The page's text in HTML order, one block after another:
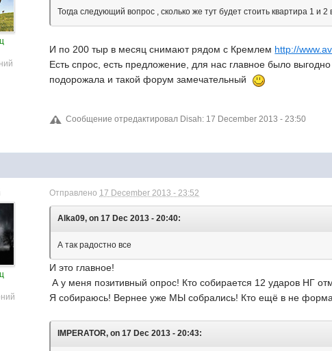
Тогда следующий вопрос , сколько же тут будет стоить квартира 1 и
И по 200 тыр в месяц снимают рядом с Кремлем http://
Есть спрос, есть предложение, для нас главное было
подорожала и такой форум замечательный
Сообщение отредактировал Disah: 17 December 2013 - 23:50
Отправлено 17 December 2013 - 23:52
Alka09, on 17 Dec 2013 - 20:40:
А так радостно все
И это главное!
А у меня позитивный опрос! Кто собирается 12 ударов НГ
Я собираюсь! Вернее уже МЫ собрались! Кто ещё в не
IMPERATOR, on 17 Dec 2013 - 20:43: